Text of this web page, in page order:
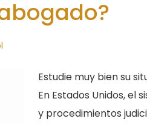
Estudie muy bien su
En Estados Unidos, el
y procedimientos